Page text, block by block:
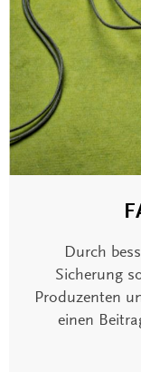
Durch
Sicherung
Produzenten
einen